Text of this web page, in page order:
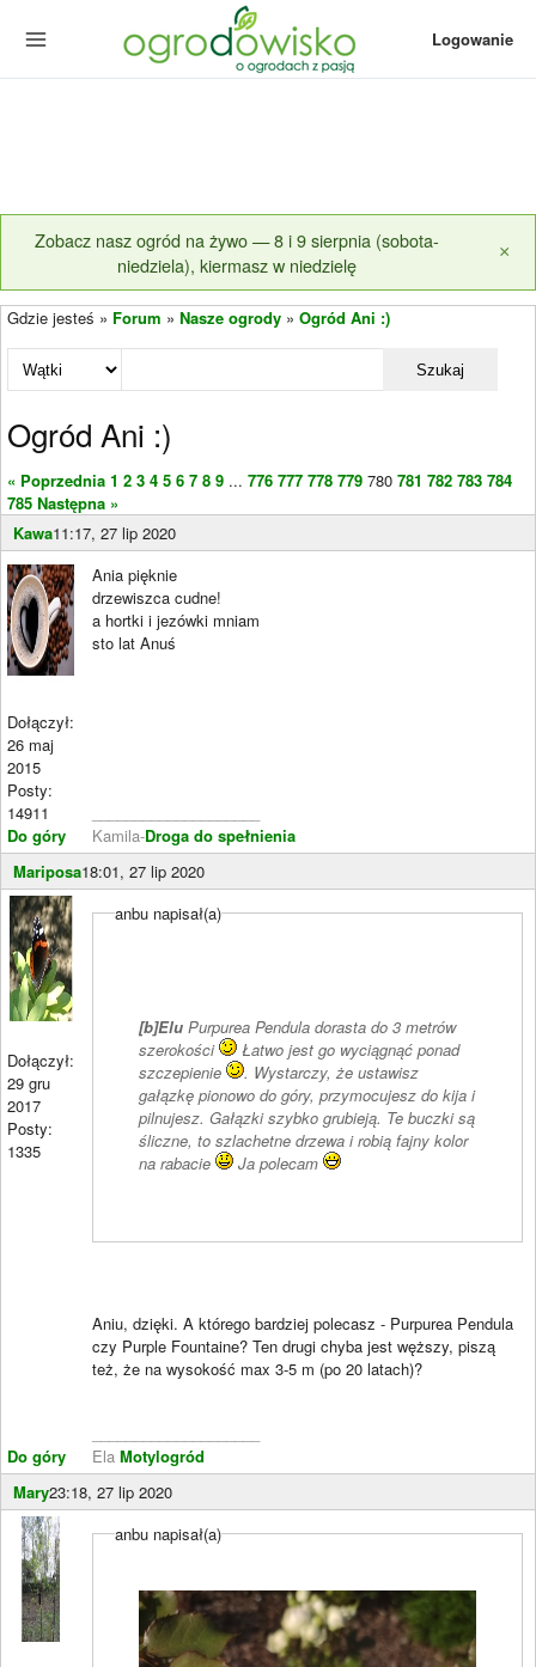
Logowanie
Zobacz nasz ogród na żywo — 8 i 9 sierpnia (sobota-
niedziela), kiermasz w niedzielę
×
Gdzie jesteś » Forum » Nasze ogrody » Ogród Ani :)
Szukaj
Ogród Ani :)
« Poprzednia 1 2 3 4 5 6 7 8 9 ... 776 777 778 779 780 781 782 783 784
785 Następna »
Kawa11:17, 27 lip 2020
Dołączył:
26 maj
2015
Posty:
14911
Do góry
Ania pięknie
drzewiszca cudne!
a hortki i jezówki mniam
sto lat Anuś
Kamila-Droga do spełnienia
Mariposa18:01, 27 lip 2020
Dołączył:
29 gru
2017
Posty:
1335
Do góry
anbu napisał(a)
[b]EluPurpurea Pendula dorasta do 3 metrów
szerokości
Łatwo jest go wyciągnąć ponad
szczepienie
. Wystarczy, że ustawisz
gałązkę pionowo do góry, przymocujesz do kija i
pilnujesz. Gałązki szybko grubieją. Te buczki są
śliczne, to szlachetne drzewa i robią fajny kolor
na rabacie
Ja polecam
Aniu, dzięki. A którego bardziej polecasz - Purpurea Pendula
czy Purple Fountaine? Ten drugi chyba jest węższy, piszą
też, że na wysokość max 3-5 m (po 20 latach)?
Ela Motylogród
Mary23:18, 27 lip 2020
anbu napisał(a)